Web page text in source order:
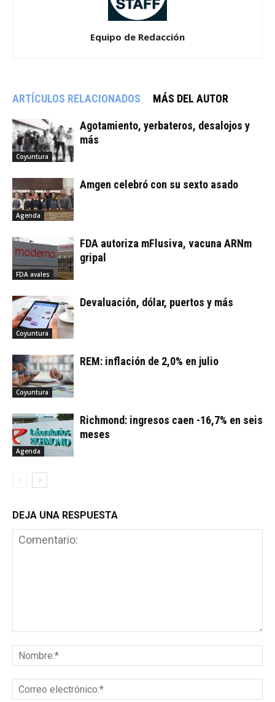
Equipo de Redacción
ARTÍCULOS RELACIONADOS MÁS DEL AUTOR
Coyuntura
Agotamiento, yerbateros, desalojos y
más
Agenda
Amgen celebró con su sexto asado
FDA avales
FDA autoriza mFlusiva, vacuna ARNm
gripal
Coyuntura
Devaluación, dólar, puertos y más
Coyuntura
REM: inflación de 2,0% en julio
Agenda
Richmond: ingresos caen -16,7% en seis
meses
DEJA UNA RESPUESTA